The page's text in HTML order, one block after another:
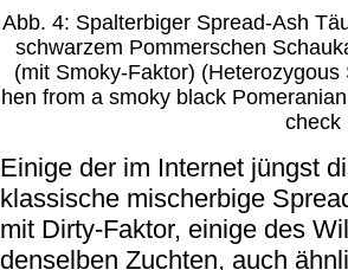
Abb. 4: Spalterbiger Spread-Ash
schwarzem Pommerschen
(mit Smoky-Faktor)
hen from a smoky black
check
Einige der im Internet jüngst
klassische mischerbige
mit Dirty-Faktor, einige des
denselben Zuchten, auch